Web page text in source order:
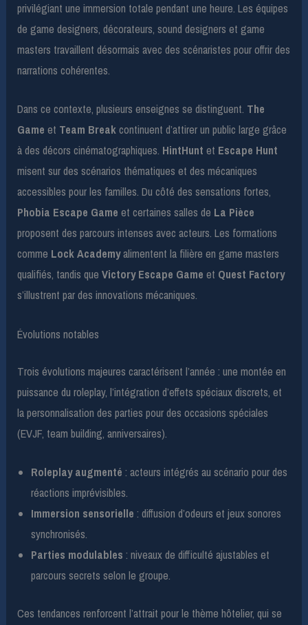
privilégiant une immersion totale pendant une heure. Les équipes
de game designers, décorateurs, sound designers et game
masters travaillent désormais avec des scénaristes pour offrir des
narrations cohérentes.
Dans ce contexte, plusieurs enseignes se distinguent. The
Game et Team Breakcontinuent d’attirer un public large grâce
à des décors cinématographiques. HintHunt et Escape Hunt
misent sur des scénarios thématiques et des mécaniques
accessibles pour les familles. Du côté des sensations fortes,
Phobia Escape Game et certaines salles de La Pièce
proposent des parcours intenses avec acteurs. Les formations
comme Lock Academyalimentent la filière en game masters
qualifiés, tandis queVictory Escape Game et Quest Factory
s’illustrent par des innovations mécaniques.
Évolutions notables
Trois évolutions majeures caractérisent l’année : une montée en
puissance du roleplay, l’intégration d’effets spéciaux discrets, et
la personnalisation des parties pour des occasions spéciales
(EVJF, team building, anniversaires).
Roleplay augmenté : acteurs intégrés au scénario pour des
réactions imprévisibles.
Immersion sensorielle : diffusion d’odeurs et jeux sonores
synchronisés.
Parties modulables : niveaux de difficulté ajustables et
parcours secrets selon le groupe.
Ces tendances renforcent l’attrait pour le thème hôtelier, qui se